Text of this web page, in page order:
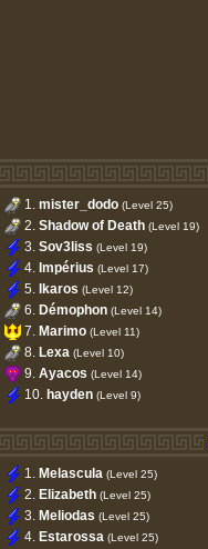
1. mister_dodo (Level 25)
2. Shadow of Death (Level 19)
3. Sov3liss (Level 19)
4. Impérius (Level 17)
5. Ikaros (Level 12)
6. Démophon (Level 14)
7. Marimo (Level 11)
8. Lexa (Level 10)
9. Ayacos (Level 14)
10. hayden (Level 9)
1. Melascula (Level 25)
2. Elizabeth (Level 25)
3. Meliodas (Level 25)
4. Estarossa (Level 25)